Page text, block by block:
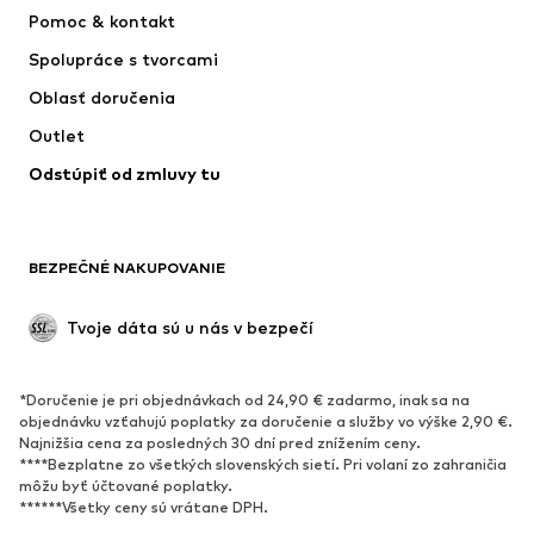
ADIDAS PERFORMANCE
Pomoc & kontakt
Spolupráce s tvorcami
Oblasť doručenia
Outlet
Odstúpiť od zmluvy tu
BEZPEČNÉ NAKUPOVANIE
Tvoje dáta sú u nás v bezpečí
*Doručenie je pri objednávkach od 24,90 € zadarmo, inak sa na
objednávku vzťahujú poplatky za doručenie a služby vo výške 2,90 €.
Najnižšia cena za posledných 30 dní pred znížením ceny.
****Bezplatne zo všetkých slovenských sietí. Pri volaní zo zahraničia
môžu byť účtované poplatky.
******Všetky ceny sú vrátane DPH.